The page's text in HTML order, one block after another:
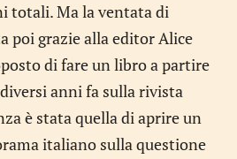
totali. Ma la ventata di
poi grazie alla editor Alice
di fare un libro a partire
anni fa sulla rivista
è stata quella di aprire un
italiano sulla questione